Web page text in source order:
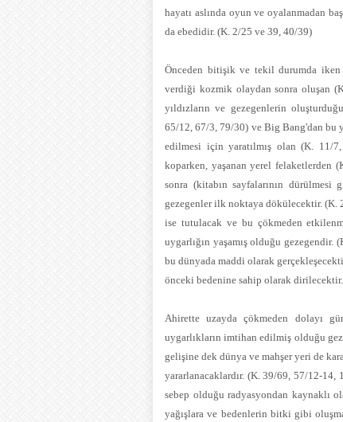
hayatı aslında oyun ve oyalanmadan
da ebedidir. (K. 2/25 ve 39, 40/39)
Önceden bitişik ve tekil durumda iken
verdiği kozmik olaydan sonra oluşan
yıldızların ve gezegenlerin
65/12, 67/3, 79/30) ve Big Bang'dan bu
edilmesi için yaratılmış olan (K. 11/
koparken, yaşanan yerel felaketlerden
sonra (kitabın sayfalarının
gezegenler ilk noktaya dökülecektir. (K.
ise tutulacak ve bu çökmeden
uygarlığın yaşamış olduğu
bu dünyada maddi olarak
önceki bedenine sahip olarak
Ahirette uzayda çökmeden dolayı
uygarlıkların imtihan edilmiş olduğu
gelişine dek dünya ve mahşer yeri de
yararlanacaklardır. (K. 39/69, 57/12-14,
sebep olduğu radyasyondan kaynaklı
yağışlara ve bedenlerin bitki gibi